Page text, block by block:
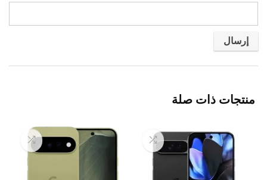
منتجات ذات صلة